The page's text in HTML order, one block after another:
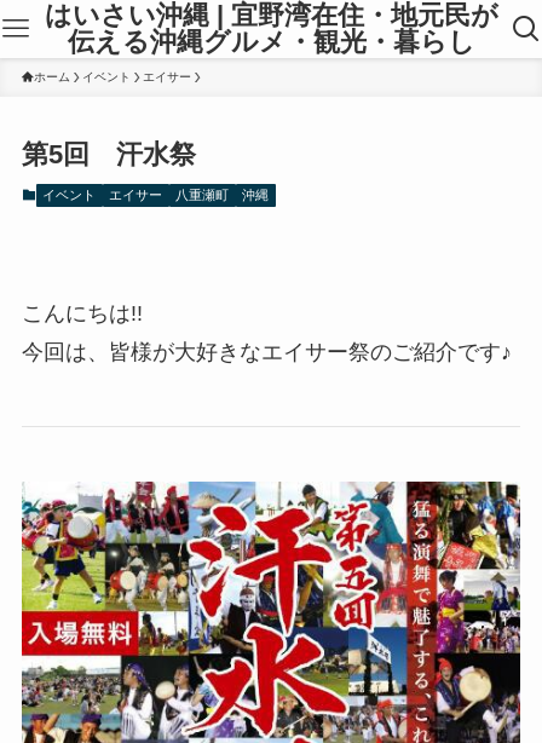
はいさい沖縄 | 宜野湾在住・地元民が
伝える沖縄グルメ・観光・暮らし
ホーム イベント エイサー
第5回 汗水祭
イベント エイサー 八重瀬町 沖縄
こんにちは!!
今回は、皆様が大好きなエイサー祭のご紹介です♪